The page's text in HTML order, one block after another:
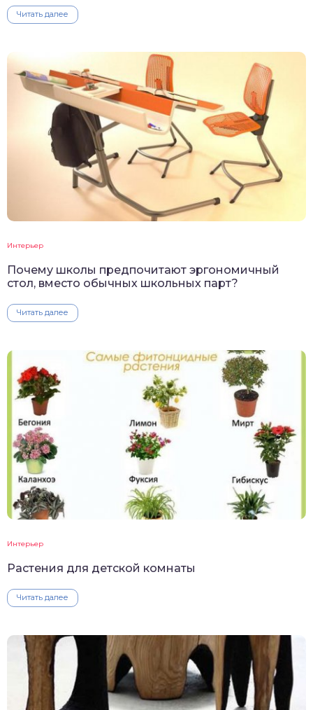
Читать далее
Интерьер
Почему школы предпочитают эргономичный
стол, вместо обычных школьных парт?
Читать далее
Интерьер
Растения для детской комнаты
Читать далее